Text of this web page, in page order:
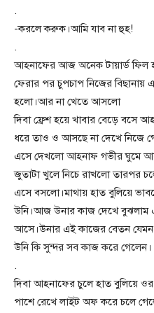
.
-করলে করুক।আমি যাব না হুহ!
.
আহনাফের আজ অনেক টায়ার্ড ফিল
ফেরার পর চুপচাপ নিজের বিছানায়
হলো।আর না খেতে আসলো
দিবা ফ্রেশ হয়ে খাবার বেড়ে বসে
ধরে তাও ও আসছে না দেখে নিজে
এসে দেখলো আহনাফ গভীর ঘুমে
জুতাটা খুলে নিচে রাখলো তারপর
এসে বসলো।মাথায় হাত বুলিয়ে
উনি।আজ উনার কাজ দেখে বুঝলাম
আসে।উনার এই কাজের বেতন যেমন
উনি কি সুন্দর সব কাজ করে গেলেন।
.
দিবা আহনাফের চুলে হাত বুলিয়ে
পাশে রেখে লাইট অফ করে চলে